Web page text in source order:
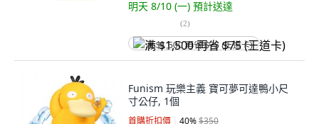
明天 8/10 (一) 預計送達
(2)
满 $1,500 再省 $75 (王道卡)
Funism 玩樂主義 寶可夢可達鴨小尺
寸公仔, 1個
首購折扣價 40%$350